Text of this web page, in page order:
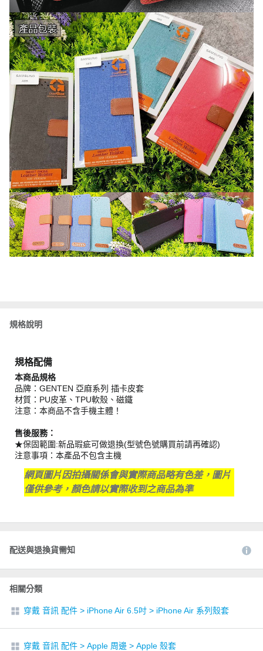
規格說明
規格配備
本商品規格
品牌：GENTEN 亞麻系列 插卡皮套
材質：PU皮革、TPU軟殼、磁鐵
注意：本商品不含手機主體！
售後服務：
★保固範圍:新品瑕疵可做退換(型號色號購買前請再確認)
注意事項：本產品不包含主機
網頁圖片因拍攝關係會與實際商品略有色差，圖片
僅供參考，顏色請以實際收到之商品為準
配送與退換貨需知
相關分類
穿戴 音訊 配件 > iPhone Air 6.5吋 > iPhone Air 系列殼套
穿戴 音訊 配件 > Apple 周邊 > Apple 殼套